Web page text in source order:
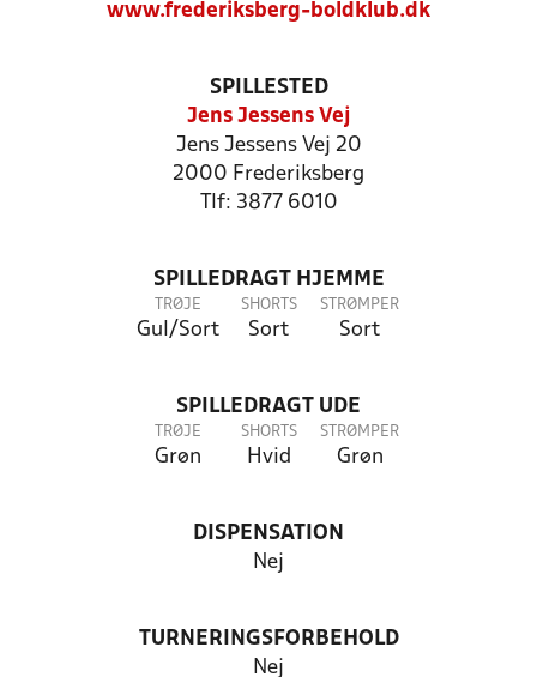
www.frederiksberg-boldklub.dk
SPILLESTED
Jens Jessens Vej
Jens Jessens Vej 20
2000 Frederiksberg
Tlf: 3877 6010
SPILLEDRAGT HJEMME
TRØJE
Gul/Sort
SHORTS
Sort
STRØMPER
Sort
SPILLEDRAGT UDE
TRØJE
Grøn
SHORTS
Hvid
STRØMPER
Grøn
DISPENSATION
Nej
TURNERINGSFORBEHOLD
Nej